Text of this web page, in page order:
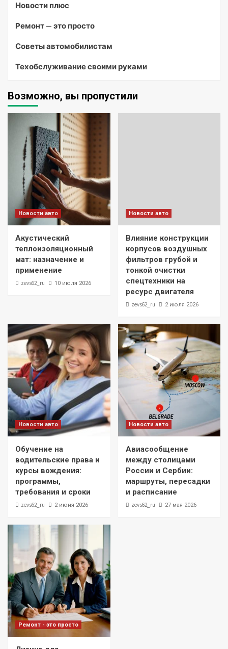
Новости плюс
Ремонт — это просто
Советы автомобилистам
Техобслуживание своими руками
Возможно, вы пропустили
Новости авто
Акустический
теплоизоляционный
мат: назначение и
применение
zevs62_ru 10 июля 2026
Новости авто
Влияние конструкции
корпусов воздушных
фильтров грубой и
тонкой очистки
спецтехники на
ресурс двигателя
zevs62_ru 2 июля 2026
Новости авто
Обучение на
водительские права и
курсы вождения:
программы,
требования и сроки
zevs62_ru 2 июня 2026
Новости авто
Авиасообщение
между столицами
России и Сербии:
маршруты, пересадки
и расписание
zevs62_ru 27 мая 2026
Ремонт - это просто